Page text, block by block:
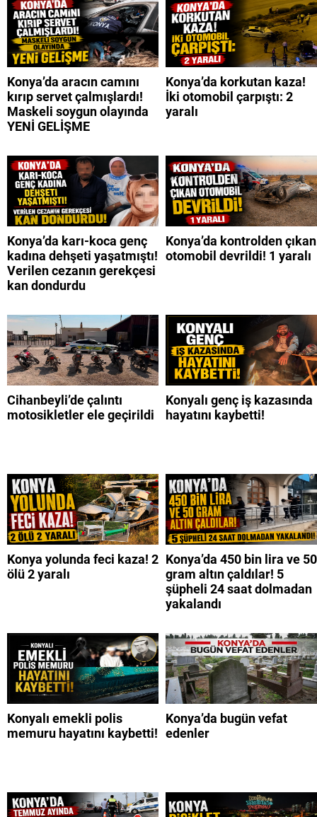
Konya’da aracın camını
kırıp servet çalmışlardı!
Maskeli soygun olayında
YENİ GELİŞME
Konya’da korkutan kaza!
İki otomobil çarpıştı: 2
yaralı
Konya’da karı-koca genç
kadına dehşeti yaşatmıştı!
Verilen cezanın gerekçesi
kan dondurdu
Konya’da kontrolden çıkan
otomobil devrildi! 1 yaralı
Cihanbeyli’de çalıntı
motosikletler ele geçirildi
Konyalı genç iş kazasında
hayatını kaybetti!
Konya yolunda feci kaza! 2
ölü 2 yaralı
Konya’da 450 bin lira ve 50
gram altın çaldılar! 5
şüpheli 24 saat dolmadan
yakalandı
Konyalı emekli polis
memuru hayatını kaybetti!
Konya’da bugün vefat
edenler